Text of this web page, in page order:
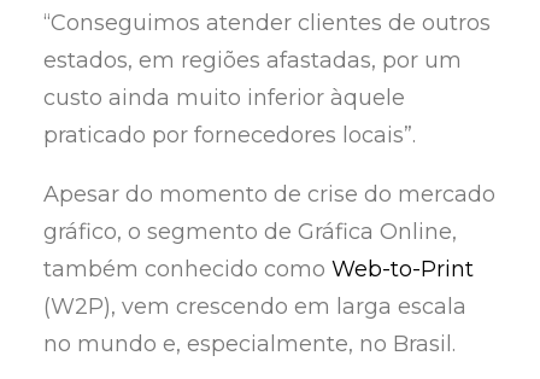
“Conseguimos atender clientes de outros
estados, em regiões afastadas, por um
custo ainda muito inferior àquele
praticado por fornecedores locais”.
Apesar do momento de crise do mercado
gráfico, o segmento de Gráfica Online,
também conhecido como Web-to-Print
(W2P), vem crescendo em larga escala
no mundo e, especialmente, no Brasil.